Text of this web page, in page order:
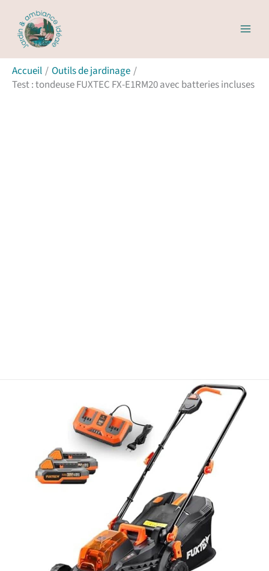
contenu
Accueil
Outils de jardinage
Test : tondeuse FUXTEC FX-E1RM20 avec batteries incluses
h
e